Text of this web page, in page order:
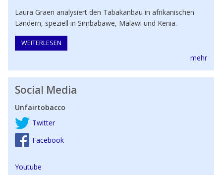
Laura Graen analysiert den Tabakanbau in afrikanischen
Ländern, speziell in Simbabawe, Malawi und Kenia.
WEITERLESEN
mehr
Social Media
Unfairtobacco
Twitter
Facebook
Youtube